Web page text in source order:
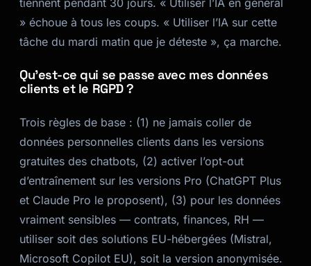
tiennent pendant 30 jours. « Utiliser l’IA en général
» échoue à tous les coups. « Utiliser l’IA sur cette
tâche du mardi matin que je déteste », ça marche.
Qu’est-ce qui se passe avec mes données
clients et le RGPD ?
Trois règles de base : (1) ne jamais coller de
données personnelles clients dans les versions
gratuites des chatbots, (2) activer l’opt-out
d’entraînement sur les versions Pro (ChatGPT Plus
et Claude Pro le proposent), (3) pour les données
vraiment sensibles — contrats, finances, RH —
utiliser soit des solutions EU-hébergées (Mistral,
Microsoft Copilot EU), soit la version anonymisée.